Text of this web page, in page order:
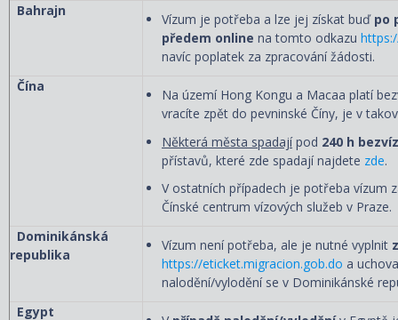
Bahrajn
Vízum je potřeba a lze jej získat buď po
předem online na tomto odkazu
navíc poplatek za zpracování žádosti.
Čína
Na území Hong Kongu a Macaa platí
vracíte zpět do pevninské Číny, je v
Některá města spadajípod 240 h
přístavů, které zde spadají najdete zde.
V ostatních případech je potřeba vízum
Čínské centrum vízových služeb v Praze.
Dominikánská
republika
Vízum není potřeba, ale je nutné vyplnit
https://eticket.migracion.gob.do a
nalodění/vylodění se v Dominikánské
Egypt